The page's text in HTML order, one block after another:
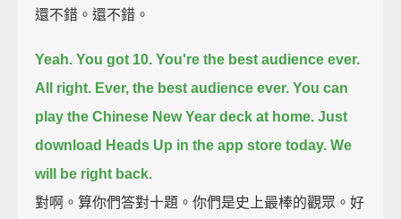
還不錯。還不錯。
Yeah. You got 10. You're the best audience ever.
All right. Ever, the best audience ever. You can
play the Chinese New Year deck at home. Just
download Heads Up in the app store today. We
will be right back.
對啊。算你們答對十題。你們是史上最棒的觀眾。好